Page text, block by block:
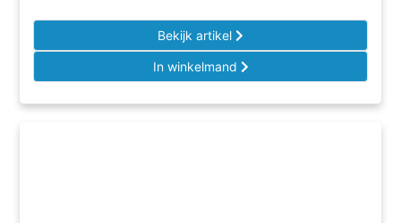
Bekijk artikel
In winkelmand